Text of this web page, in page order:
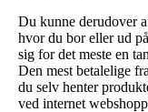
Du kunne derudover
hvor du bor eller ud
sig for det meste en
Den mest betalelige
du selv henter
ved internet